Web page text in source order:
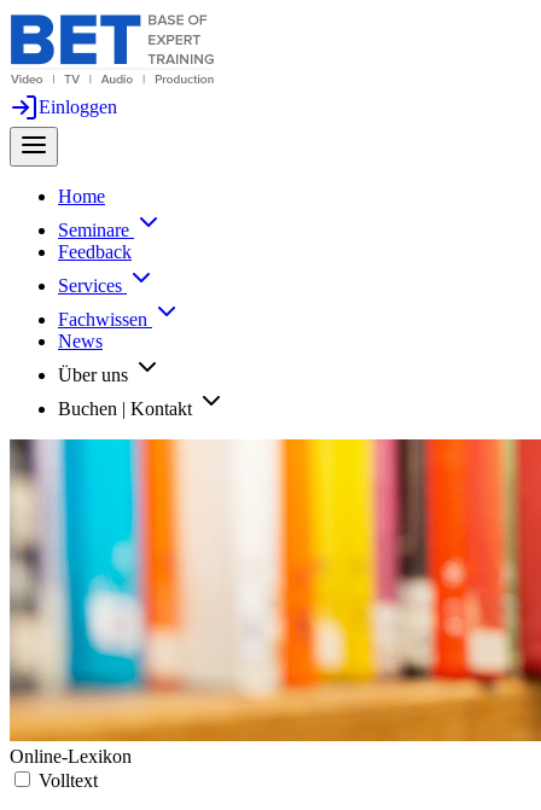
Einloggen
Home
Seminare
Feedback
Services
Fachwissen
News
Über uns
Buchen | Kontakt
Online-Lexikon
Volltext